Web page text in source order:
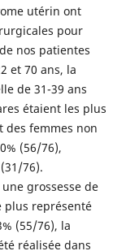
utérin ont
pour
nos patientes
et 70 ans, la
de 31-39 ans
étaient les plus
des femmes non
(56/76),
76).
grossesse de
plus représenté
(55/76), la
réalisée dans